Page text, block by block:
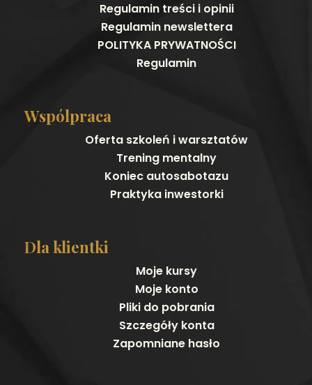
Regulamin treści i opinii
Regulamin newslettera
POLITYKA PRYWATNOŚCI
Regulamin
Wspólpraca
Oferta szkoleń i warsztatów
Trening mentalny
Koniec autosabotazu
Praktyka inwestorki
Dla klientki
Moje kursy
Moje konto
Pliki do pobrania
Szczegóły konta
Zapomniane hasło